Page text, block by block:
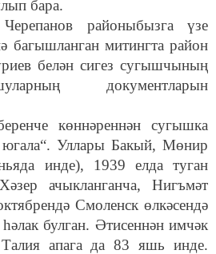
бара.
районыбызга үзе
багышланган митингта район
белән сигез сугышчының
документларын
көннәреннән сугышка
югала“. Уллары Бакый, Мөнир
инде), 1939 елда туган
ачыкланганча, Нигъмәт
Смоленск өлкәсендә
булган. Әтисеннән имчәк
апага да 83 яшь инде.